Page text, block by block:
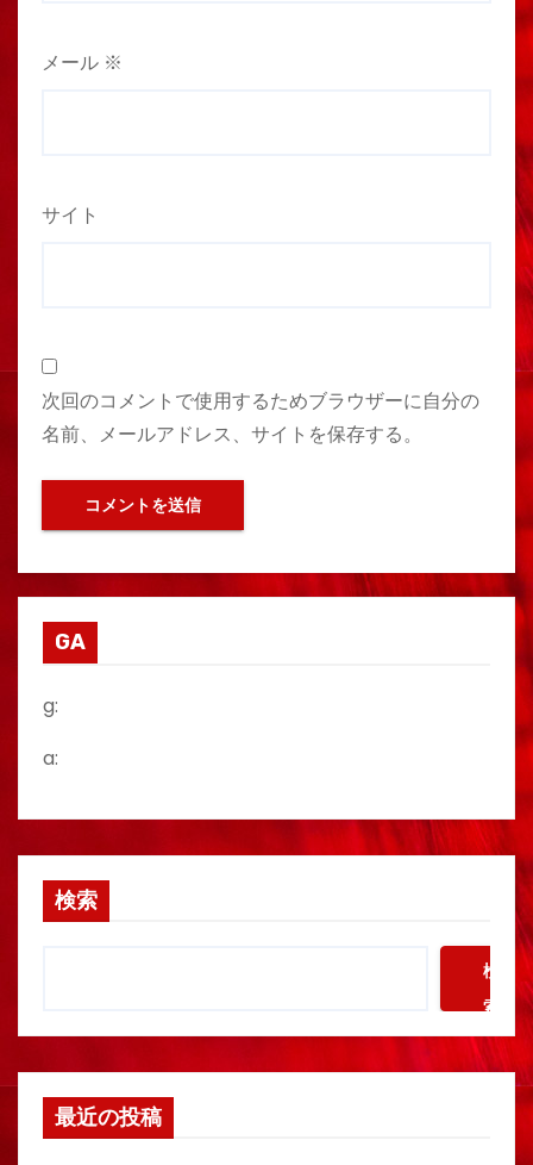
メール ※
サイト
次回のコメントで使用するためブラウザーに自分の
名前、メールアドレス、サイトを保存する。
GA
g:
a:
検索
検
索
最近の投稿